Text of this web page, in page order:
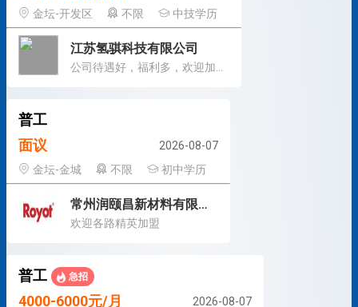
金坛-开发区
不限 中技学历
江苏氢骐科技有限公司
普工
面议
2026-08-07
金坛-金城
不限 初中学历
常州润颐昌新材料有限公司
欢迎各路精英加盟
普工 急招
4000-6000元/月
2026-08-07